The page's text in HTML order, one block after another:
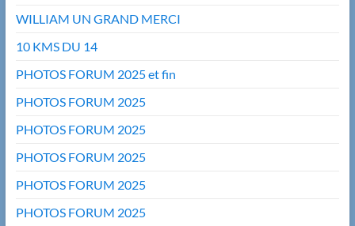
WILLIAM UN GRAND MERCI
10 KMS DU 14
PHOTOS FORUM 2025 et fin
PHOTOS FORUM 2025
PHOTOS FORUM 2025
PHOTOS FORUM 2025
PHOTOS FORUM 2025
PHOTOS FORUM 2025